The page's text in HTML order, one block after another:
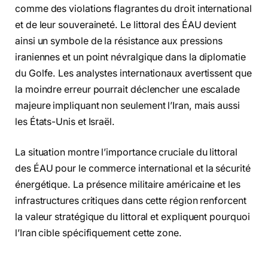
comme des violations flagrantes du droit international
et de leur souveraineté. Le littoral des ÉAU devient
ainsi un symbole de la résistance aux pressions
iraniennes et un point névralgique dans la diplomatie
du Golfe. Les analystes internationaux avertissent que
la moindre erreur pourrait déclencher une escalade
majeure impliquant non seulement l’Iran, mais aussi
les États-Unis et Israël.
La situation montre l’importance cruciale du littoral
des ÉAU pour le commerce international et la sécurité
énergétique. La présence militaire américaine et les
infrastructures critiques dans cette région renforcent
la valeur stratégique du littoral et expliquent pourquoi
l’Iran cible spécifiquement cette zone.